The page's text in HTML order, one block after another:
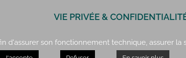
VIE PRIVÉE &
d'assurer son fonctionnement technique, assurer